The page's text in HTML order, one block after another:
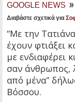
GOOGLE NEWS
Διαβάστε σχετικά για
“Με την
έχουν φτιάξει
με ενδιαφέρει
σαν άνθρωπος,
από μένα”
Βόσσου.